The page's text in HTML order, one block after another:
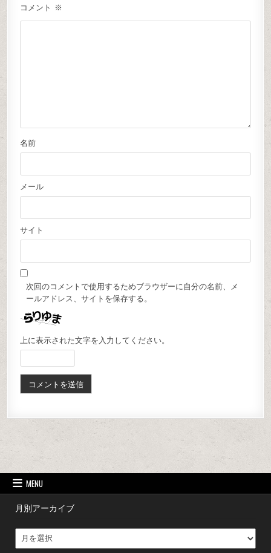
コメント ※
名前
メール
サイト
次回のコメントで使用するためブラウザーに自分の名前、メ
ールアドレス、サイトを保存する。
上に表示された文字を入力してください。
MENU
月別アーカイブ